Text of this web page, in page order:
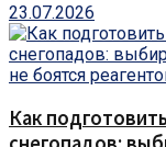
23.07.2026
Как